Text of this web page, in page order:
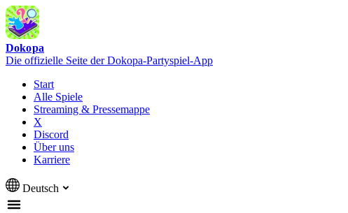
Dokopa
Die offizielle Seite der Dokopa-Partyspiel-App
Start
Alle Spiele
Streaming & Pressemappe
X
Discord
Über uns
Karriere
Deutsch